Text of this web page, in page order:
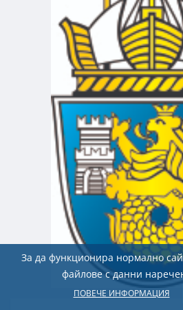
За да функционира нормално
файлове с данни
ПОВЕЧЕ ИНФОРМАЦИЯ